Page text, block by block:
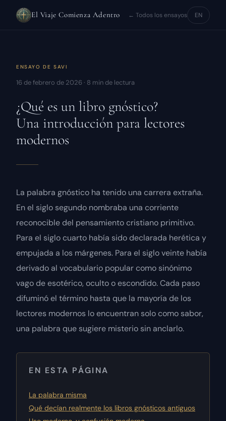
El Viaje Comienza Adentro ← Todos los ensayos EN
ENSAYO DE SAVI
16 de febrero de 2026 · 8 min de lectura
¿Qué es un libro gnóstico?
Una introducción para lectores
modernos
La palabra gnóstico ha tenido una carrera extraña.
En el siglo segundo nombraba una corriente
reconocible del pensamiento cristiano primitivo.
Para el siglo cuarto había sido declarada herética y
empujada a los márgenes. Para el siglo veinte había
derivado al vocabulario popular como sinónimo
vago de esotérico, oculto o escondido. Cada paso
difuminó el término hasta que la mayoría de los
lectores modernos lo encuentran solo como sabor,
una palabra que sugiere misterio sin anclarlo.
EN ESTA PÁGINA
La palabra misma
Qué decían realmente los libros gnósticos antiguos